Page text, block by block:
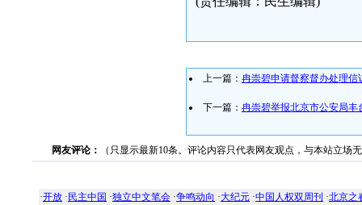
上一篇： 冉崇碧申请督察督办处理信
下一篇： 冉崇碧举报北京市公安局丰
网友评论： （只显示最新10条。评论内容只代表网友观点，与本站立场
·开放 · 民主中国 ·独立中文笔会 ·争鸣动向 ·大纪元 ·中国人权双周刊 ·北京之